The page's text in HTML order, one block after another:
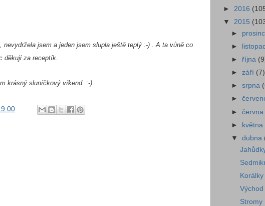
nevydržela jsem a jeden jsem slupla ještě teplý :-) . A ta vůně co
děkuji za receptík.
krásný sluníčkový víkend. :-)
► 2016
▼ 2015
►
►
►října
►září (7)
►srpna
►
►června
► května
▼dubna
Korálky
Východ
Stromy